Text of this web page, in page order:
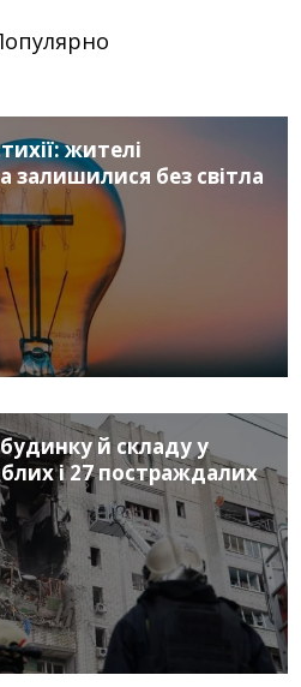
жителі
залишилися без світла
й складу у
і 27 постраждалих